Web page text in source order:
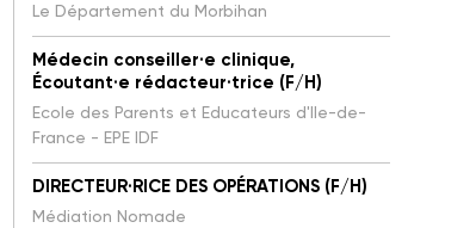
Le Département du Morbihan
Médecin conseiller·e clinique,
Écoutant·e rédacteur·trice (F/H)
Ecole des Parents et Educateurs d'Ile-de-
France - EPE IDF
DIRECTEUR·RICE DES OPÉRATIONS (F/H)
Médiation Nomade